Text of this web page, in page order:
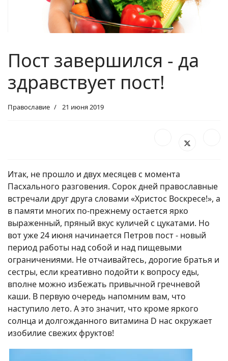
Пост завершился - да
здравствует пост!
Православие 21 июня 2019
Итак, не прошло и двух месяцев с момента
Пасхального разговения. Сорок дней православные
встречали друг друга словами «Христос Воскресе!», а
в памяти многих по-прежнему остается ярко
выраженный, пряный вкус куличей с цукатами. Но
вот уже 24 июня начинается Петров пост - новый
период работы над собой и над пищевыми
ограничениями. Не отчаивайтесь, дорогие братья и
сестры, если креативно подойти к вопросу еды,
вполне можно избежать привычной гречневой
каши. В первую очередь напомним вам, что
наступило лето. А это значит, что кроме яркого
солнца и долгожданного витамина D нас окружает
изобилие свежих фруктов!